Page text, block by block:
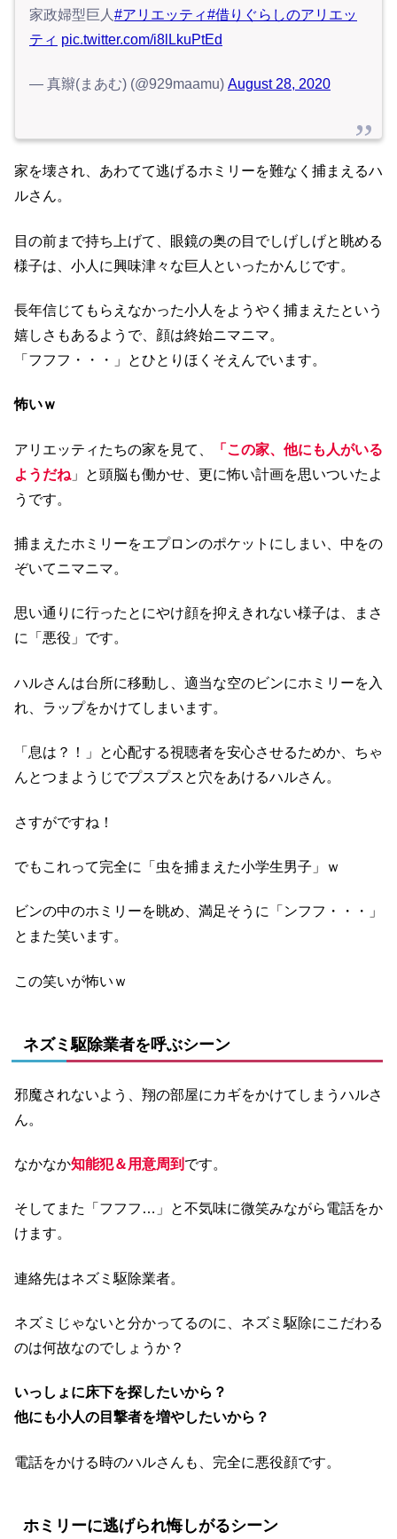
家政婦型巨人 #アリエッティ#借りぐらしのアリエッ
ティ pic.twitter.com/i8lLkuPtEd
— 真辮(まあむ) (@929maamu) August 28, 2020
家を壊され、あわてて逃げるホミリーを難なく捕まえるハ
ルさん。
目の前まで持ち上げて、眼鏡の奥の目でしげしげと眺める
様子は、小人に興味津々な巨人といったかんじです。
長年信じてもらえなかった小人をようやく捕まえたという
嬉しさもあるようで、顔は終始ニマニマ。
「フフフ・・・」とひとりほくそえんでいます。
怖いｗ
アリエッティたちの家を見て、
「この家、他にも人がいる
ようだね 」と頭脳も働かせ、更に怖い計画を思いついたよ
うです。
捕まえたホミリーをエプロンのポケットにしまい、中をの
ぞいてニマニマ。
思い通りに行ったとにやけ顔を抑えきれない様子は、まさ
に「悪役」です。
ハルさんは台所に移動し、適当な空のビンにホミリーを入
れ、ラップをかけてしまいます。
「息は？！」と心配する視聴者を安心させるためか、ちゃ
んとつまようじでプスプスと穴をあけるハルさん。
さすがですね！
でもこれって完全に「虫を捕まえた小学生男子」ｗ
ビンの中のホミリーを眺め、満足そうに「ンフフ・・・」
とまた笑います。
この笑いが怖いｗ
ネズミ駆除業者を呼ぶシーン
邪魔されないよう、翔の部屋にカギをかけてしまうハルさ
ん。
なかなか知能犯＆用意周到 です。
そしてまた「フフフ…」と不気味に微笑みながら電話をか
けます。
連絡先はネズミ駆除業者。
ネズミじゃないと分かってるのに、ネズミ駆除にこだわる
のは何故なのでしょうか？
いっしょに床下を探したいから？
他にも小人の目撃者を増やしたいから？
電話をかける時のハルさんも、完全に悪役顔です。
ホミリーに逃げられ悔しがるシーン